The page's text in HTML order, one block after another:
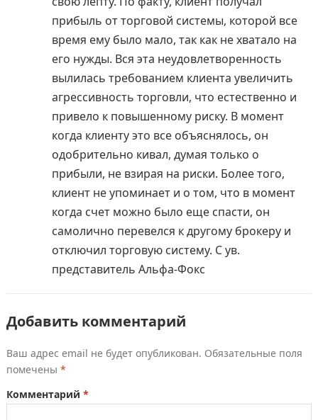
прибыль от торговой системы, которой все
время ему было мало, так как не хватало на
его нужды. Вся эта неудовлетворенность
вылилась требованием клиента увеличить
агрессивность торговли, что естественно и
привело к повышенному риску. В момент
когда клиенту это все объяснялось, он
одобрительно кивал, думая только о
прибыли, не взирая на риски. Более того,
клиент не упоминает и о том, что в момент
когда счет можно было еще спасти, он
самолично перевелся к другому брокеру и
отключил торговую систему. С ув.
представитель Альфа-Фокс
Добавить комментарий
Ваш адрес email не будет опубликован. Обязательные поля
помечены *
Комментарий *